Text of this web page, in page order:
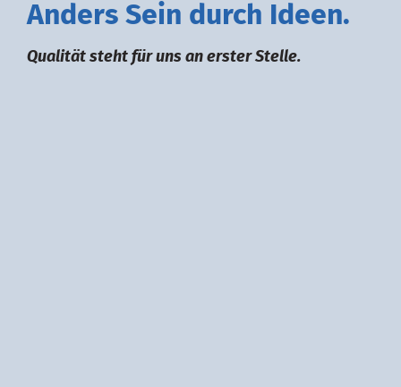
Anders Sein durch deen.
Qualität steht für uns an erster Stelle.